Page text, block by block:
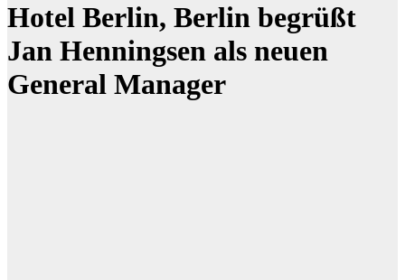
Hotel Berlin, Berlin begrüßt
Jan Henningsen als neuen
General Manager